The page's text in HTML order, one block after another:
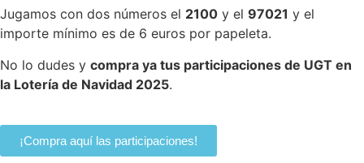
Jugamos con dos números el 2100 y el 97021 y el
importe mínimo es de 6 euros por papeleta.
No lo dudes y compra ya tus participaciones de UGT en
la Lotería de Navidad 2025.
¡Compra aquí las participaciones!